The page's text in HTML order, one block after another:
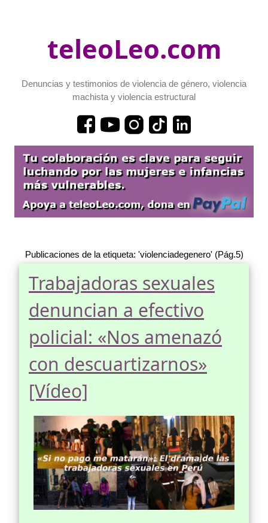
teleoLeo.com
Denuncias y testimonios de violencia de género, violencia
machista y violencia estructural
Publicaciones de la etiqueta: 'violenciadegenero' (Pág.5)
Trabajadoras sexuales
denuncian a efectivo
policial: «Nos amenazó
con descuartizarnos»
[Vídeo]